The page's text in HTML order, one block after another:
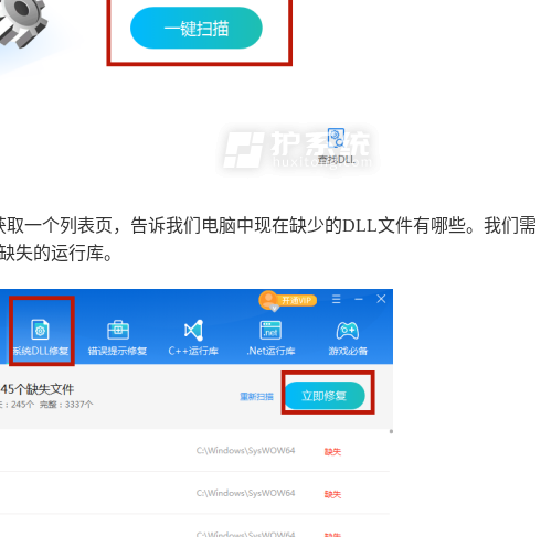
一个列表页，告诉我们电脑中现在缺少的DLL文件有哪些。我们需
失的运行库。